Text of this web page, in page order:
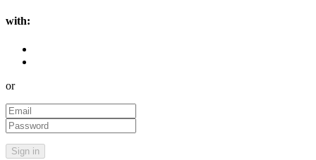
with:
or